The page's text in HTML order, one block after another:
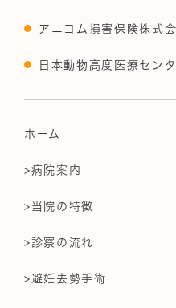
アニコム損害保険株式
日本動物高度医療セン
ホーム
>病院案内
>当院の特徴
>診察の流れ
>避妊去勢手術